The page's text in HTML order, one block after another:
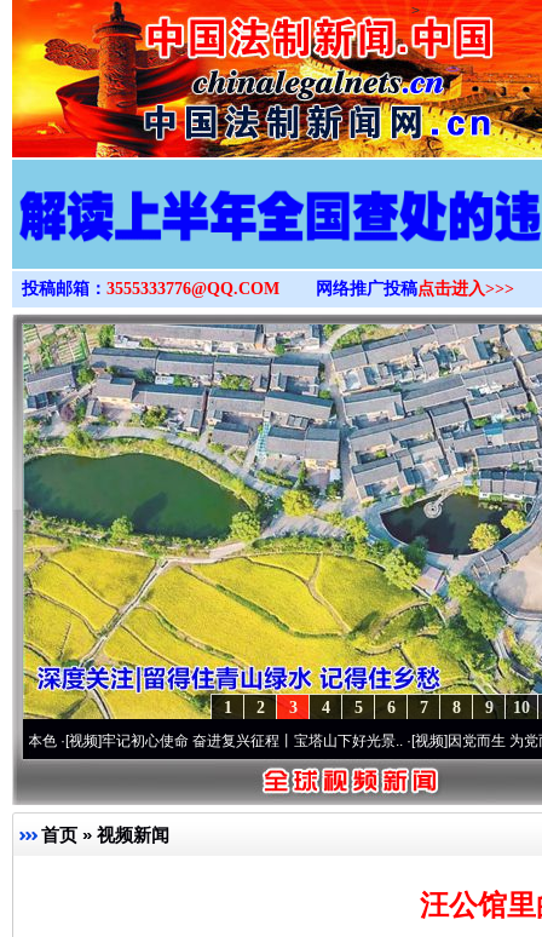
>
投稿邮箱： 3555333776@QQ.COM 网络推广投稿点击进入>>>
10
9
8
7
6
5
4
3
2
1
牢记初心使命 奋进复兴征程丨宝塔山下好光景..·[视频]因党而生 为党而战——百
首页 » 视频新闻
汪公馆